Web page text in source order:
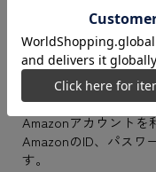
Amazonアカ
Amazonアカウント
AmazonのID、パスワ
す。